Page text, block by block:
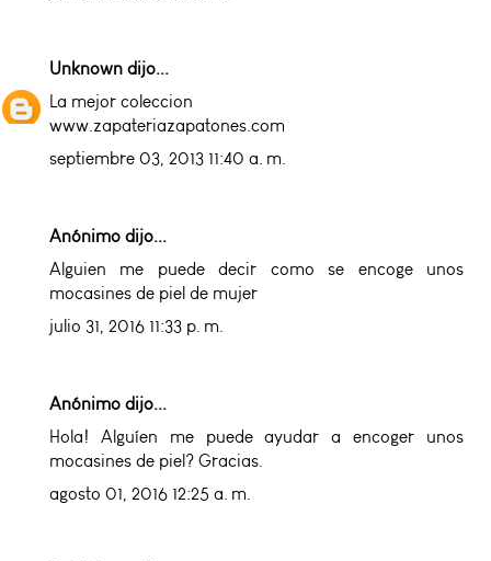
Unknown dijo...
La mejor coleccion
www.zapateriazapatones.com
septiembre 03, 2013 11:40 a. m.
Anónimo dijo...
Alguien me puede decir como se encoge unos
mocasines de piel de mujer
julio 31, 2016 11:33 p. m.
Anónimo dijo...
Hola! Alguíen me puede ayudar a encoger unos
mocasines de piel? Gracias.
agosto 01, 2016 12:25 a. m.